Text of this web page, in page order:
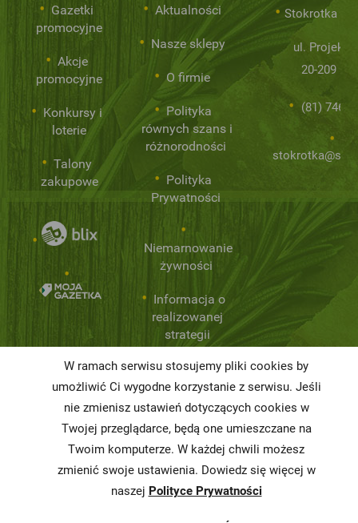
Gazetki
promocyjne
Akcje
promocyjne
Konkursy i
loterie
Talony
zakupowe
Aktualności
Nasze sklepy
O firmie
Polityka
równych szans i
różnorodności
Polityka
Prywatności
Niemarnowanie
żywności
Informacja o
realizowanej
strategii
podatkowej
Karty
charakterystyki
Butelkomaty
Stokrotka
ul.
20-209
(81) 746
W ramach serwisu stosujemy pliki cookies by
umożliwić Ci wygodne korzystanie z serwisu. Jeśli
nie zmienisz ustawień dotyczących cookies w
Twojej przeglądarce, będą one umieszczane na
Twoim komputerze. W każdej chwili możesz
zmienić swoje ustawienia. Dowiedz się więcej w
naszej Polityce Prywatności